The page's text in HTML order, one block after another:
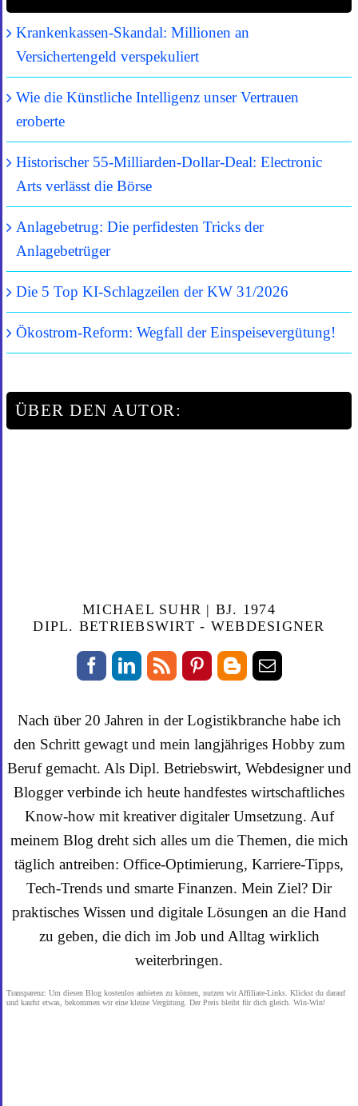
Krankenkassen-Skandal: Millionen an
Versichertengeld verspekuliert
Wie die Künstliche Intelligenz unser Vertrauen
eroberte
Historischer 55-Milliarden-Dollar-Deal: Electronic
Arts verlässt die Börse
Anlagebetrug: Die perfidesten Tricks der
Anlagebetrüger
Die 5 Top KI-Schlagzeilen der KW 31/2026
Ökostrom-Reform: Wegfall der Einspeisevergütung!
ÜBER DEN AUTOR:
MICHAEL SUHR | BJ. 1974
DIPL. BETRIEBSWIRT - WEBDESIGNER
Nach über 20 Jahren in der Logistikbranche habe ich
den Schritt gewagt und mein langjähriges Hobby zum
Beruf gemacht. Als Dipl. Betriebswirt, Webdesigner und
Blogger verbinde ich heute handfestes wirtschaftliches
Know-how mit kreativer digitaler Umsetzung. Auf
meinem Blog dreht sich alles um die Themen, die mich
täglich antreiben: Office-Optimierung, Karriere-Tipps,
Tech-Trends und smarte Finanzen. Mein Ziel? Dir
praktisches Wissen und digitale Lösungen an die Hand
zu geben, die dich im Job und Alltag wirklich
weiterbringen.
Transparenz: Um diesen Blog kostenlos anbieten zu können, nutzen wir Affiliate-Links. Klickst du darauf
und kaufst etwas, bekommen wir eine kleine Vergütung. Der Preis bleibt für dich gleich. Win-Win!